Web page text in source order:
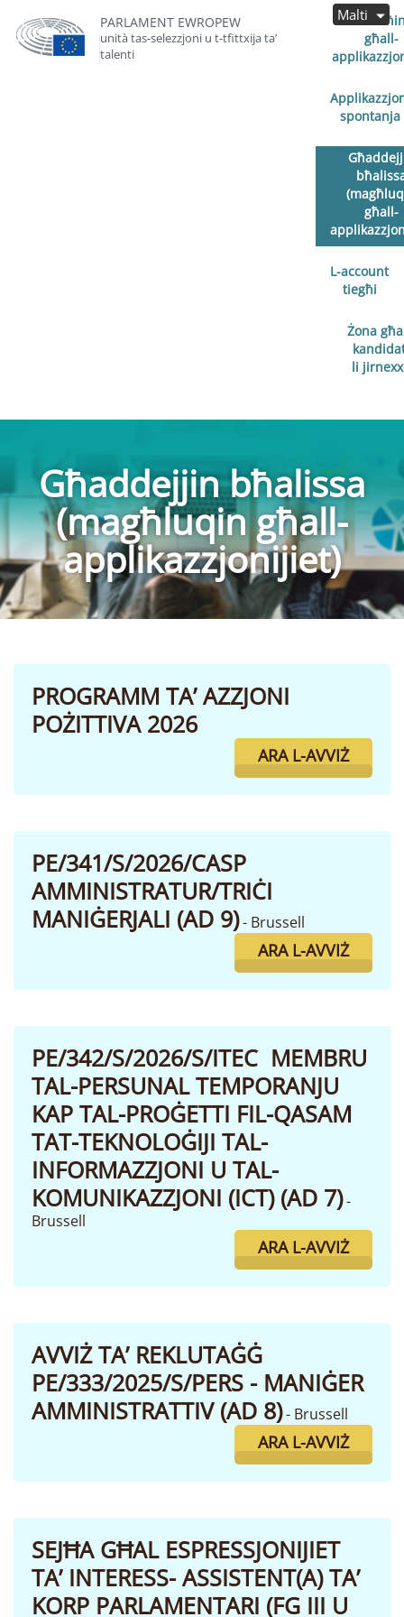
PARLAMENT EWROPEW
unità tas-selezzjoni u t-tfittxija ta’
talenti
għall-
spontanja
għall-
L-account
tiegħi
Żona
li
Malti
Għaddejjin bħalissa
(magħluqin għall-
applikazzjonijiet)
PROGRAMM TA’ AZZJONI
POŻITTIVA 2026
ARA L-AVVIŻ
PE/341/S/2026/CASP
AMMINISTRATUR/TRIĊI
MANIĠERJALI (AD 9)- Brussell
ARA L-AVVIŻ
PE/342/S/2026/S/ITEC MEMBRU
TAL-PERSUNAL TEMPORANJU
KAP TAL-PROĠETTI FIL-QASAM
TAT-TEKNOLOĠIJI TAL-
INFORMAZZJONI U TAL-
KOMUNIKAZZJONI (ICT) (AD 7)-
Brussell
ARA L-AVVIŻ
AVVIŻ TA’ REKLUTAĠĠ
PE/333/2025/S/PERS - MANIĠER
AMMINISTRATTIV (AD 8)- Brussell
ARA L-AVVIŻ
SEJĦA GĦAL ESPRESSJONIJIET
TA’ INTERESS- ASSISTENT(A) TA’
KORP PARLAMENTARI (FG III U